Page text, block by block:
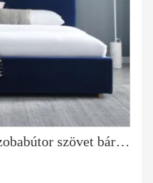
Modern, népszerű hálószobabútor szövet bársony king méretű kétszemélyes ággyal, tárolóval